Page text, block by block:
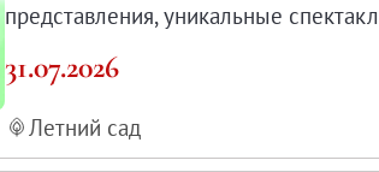
труда
представления, уникальные
31.07.2026
Летний сад